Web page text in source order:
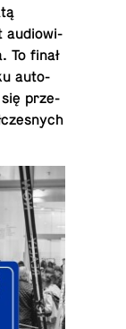
au­dio­wi­
To finał
au­to­
się prze­